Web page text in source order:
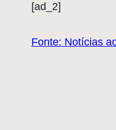
[ad_2]
Fonte: Notícias